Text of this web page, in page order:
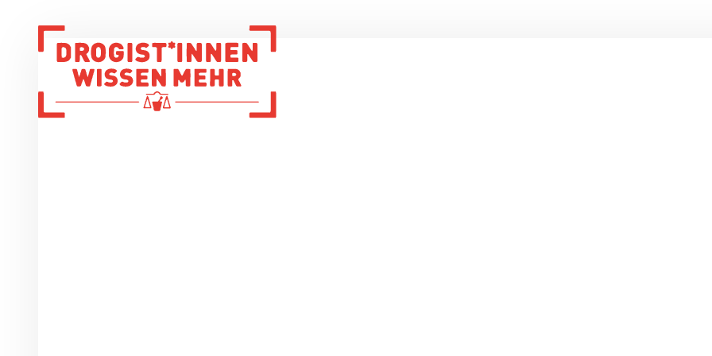
Zur Startseite